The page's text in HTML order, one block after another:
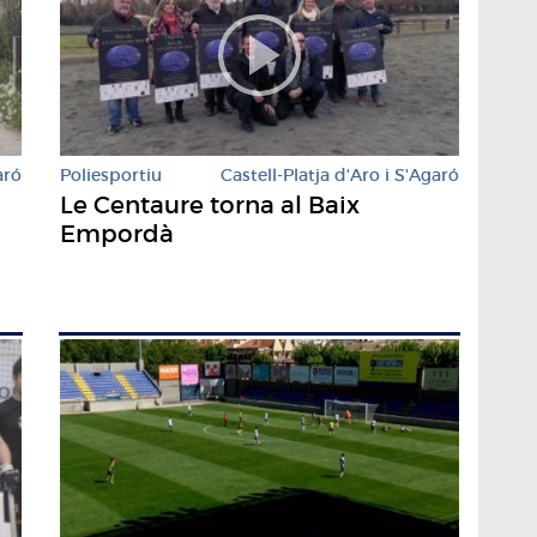
Poliesportiu Castell-Platja d'Aro i S'Agaró
Le Centaure torna al Baix
Empordà